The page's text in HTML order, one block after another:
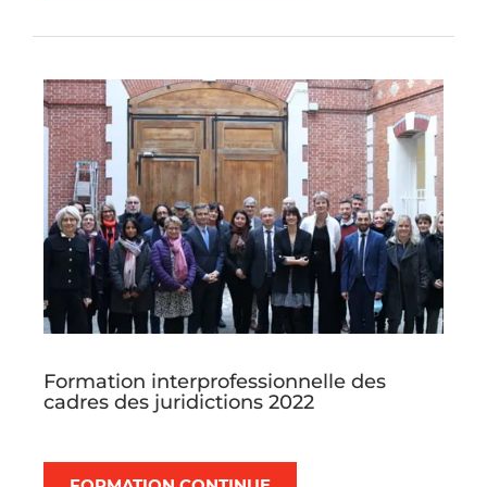
garantir la protection des données à
Formation interprofessionnelle des
cadres des juridictions 2022
cadres (PFC) des juridictions, réunissant